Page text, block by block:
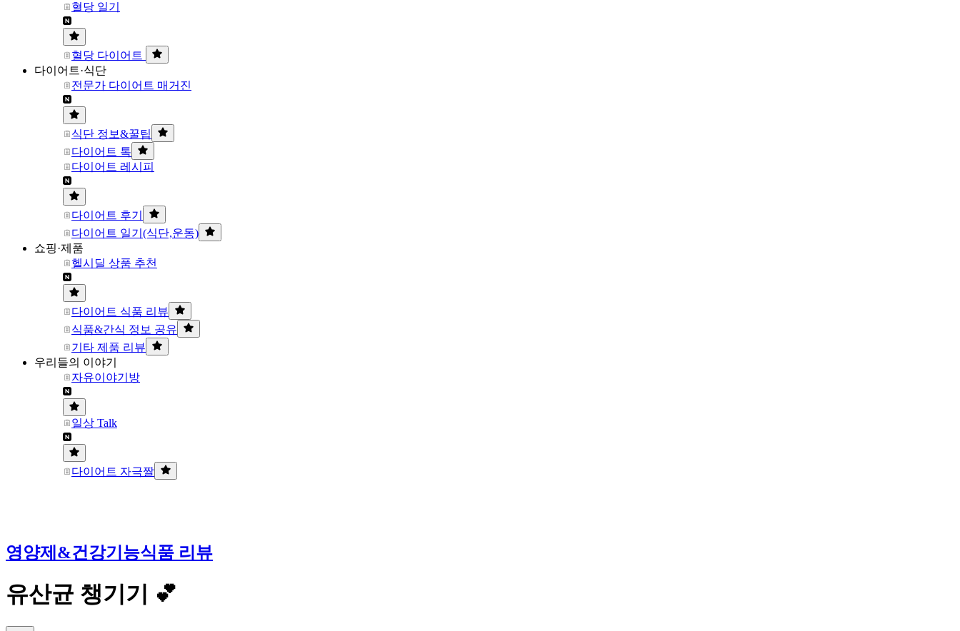
혈당 일기
혈당 다이어트
다이어트·식단
전문가 다이어트 매거진
식단 정보&꿀팁
다이어트 톡
다이어트 레시피
다이어트 후기
다이어트 일기(식단,운동)
쇼핑·제품
헬시딜 상품 추천
다이어트 식품 리뷰
식품&간식 정보 공유
기타 제품 리뷰
우리들의 이야기
자유이야기방
일상 Talk
다이어트 자극짤
영양제&건강기능식품 리뷰
유산균 챙기기 💕